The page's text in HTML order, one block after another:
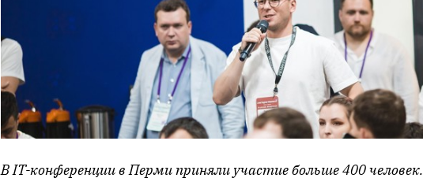
В IT-конференции в Перми приняли участие больше 400 человек.